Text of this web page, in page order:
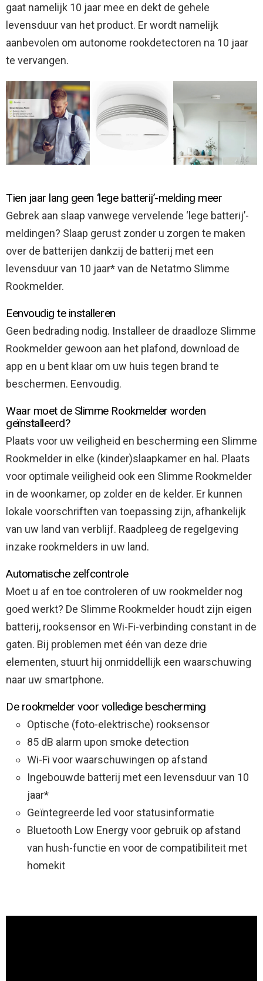
gaat namelijk 10 jaar mee en dekt de gehele
levensduur van het product. Er wordt namelijk
aanbevolen om autonome rookdetectoren na 10 jaar
te vervangen.
Tien jaar lang geen ‘lege batterij’-melding meer
Gebrek aan slaap vanwege vervelende ‘lege batterij’-
meldingen? Slaap gerust zonder u zorgen te maken
over de batterijen dankzij de batterij met een
levensduur van 10 jaar* van de Netatmo Slimme
Rookmelder.
Eenvoudig te installeren
Geen bedrading nodig. Installeer de draadloze Slimme
Rookmelder gewoon aan het plafond, download de
app en u bent klaar om uw huis tegen brand te
beschermen. Eenvoudig.
Waar moet de Slimme Rookmelder worden
geïnstalleerd?
Plaats voor uw veiligheid en bescherming een Slimme
Rookmelder in elke (kinder)slaapkamer en hal. Plaats
voor optimale veiligheid ook een Slimme Rookmelder
in de woonkamer, op zolder en de kelder. Er kunnen
lokale voorschriften van toepassing zijn, afhankelijk
van uw land van verblijf. Raadpleeg de regelgeving
inzake rookmelders in uw land.
Automatische zelfcontrole
Moet u af en toe controleren of uw rookmelder nog
goed werkt? De Slimme Rookmelder houdt zijn eigen
batterij, rooksensor en Wi-Fi-verbinding constant in de
gaten. Bij problemen met één van deze drie
elementen, stuurt hij onmiddellijk een waarschuwing
naar uw smartphone.
De rookmelder voor volledige bescherming
Optische (foto-elektrische) rooksensor
85 dB alarm upon smoke detection
Wi-Fi voor waarschuwingen op afstand
Ingebouwde batterij met een levensduur van 10
jaar*
Geïntegreerde led voor statusinformatie
Bluetooth Low Energy voor gebruik op afstand
van hush-functie en voor de compatibiliteit met
homekit